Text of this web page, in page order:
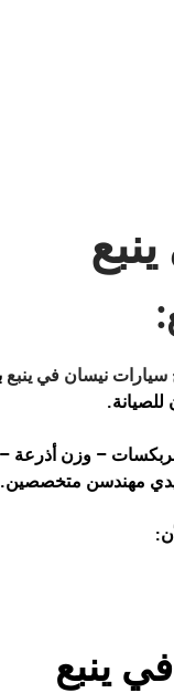
:
سيارات نيسان في ينبع
– وزن أذرعة
مهندسن متخصصين.
ينبع